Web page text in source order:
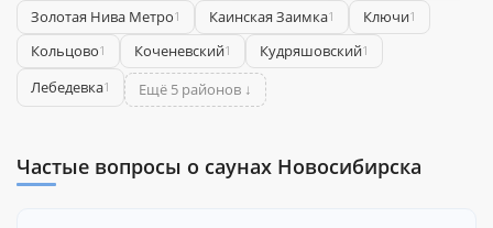
Золотая Нива Метро1 Каинская Заимка1 Ключи1
Кольцово1 Коченевский1 Кудряшовский1
Лебедевка1 Ещё 5 районов ↓
Частые вопросы о саунах Новосибирска